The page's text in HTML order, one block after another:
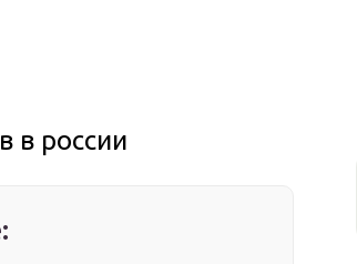
в россии